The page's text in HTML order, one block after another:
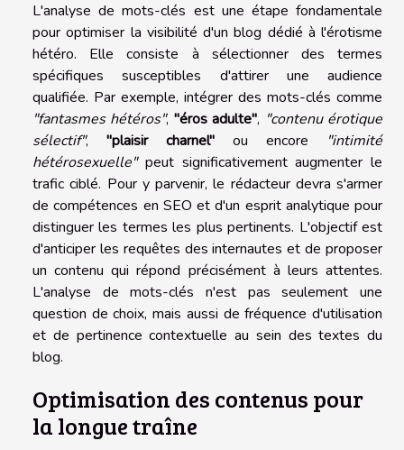
L'analyse de mots-clés est une étape fondamentale
pour optimiser la visibilité d'un blog dédié à l'érotisme
hétéro. Elle consiste à sélectionner des termes
spécifiques susceptibles d'attirer une audience
qualifiée. Par exemple, intégrer des mots-clés comme
"fantasmes hétéros", "éros adulte", "contenu érotique
sélectif", "plaisir charnel" ou encore
"intimité
hétérosexuelle"peut significativement augmenter le
trafic ciblé. Pour y parvenir, le rédacteur devra s'armer
de compétences en SEO et d'un esprit analytique pour
distinguer les termes les plus pertinents. L'objectif est
d'anticiper les requêtes des internautes et de proposer
un contenu qui répond précisément à leurs attentes.
L'analyse de mots-clés n'est pas seulement une
question de choix, mais aussi de fréquence d'utilisation
et de pertinence contextuelle au sein des textes du
blog.
Optimisation des contenus pour
la longue traîne